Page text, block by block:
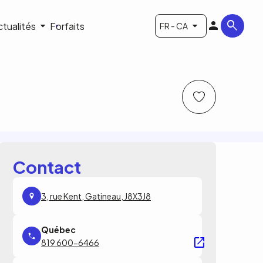
Forfaits FR - CA
Contact
3, rue Kent, Gatineau, J8X3J8
819 600-6466